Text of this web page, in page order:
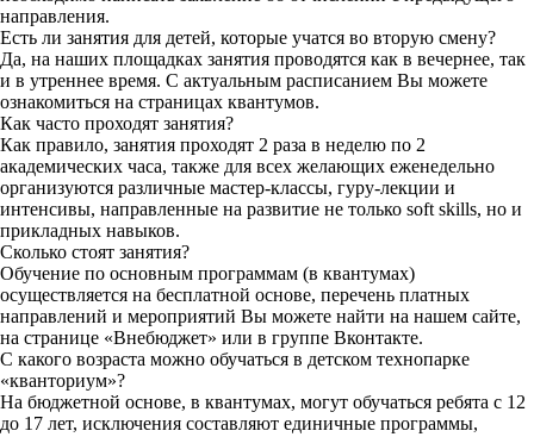
направления.
Есть ли занятия для детей, которые учатся во вторую смену?
Да, на наших площадках занятия проводятся как в вечернее, так
и в утреннее время. С актуальным расписанием Вы можете
ознакомиться на страницах квантумов.
Как часто проходят занятия?
Как правило, занятия проходят 2 раза в неделю по 2
академических часа, также для всех желающих еженедельно
организуются различные мастер-классы, гуру-лекции и
интенсивы, направленные на развитие не только soft skills, но и
прикладных навыков.
Сколько стоят занятия?
Обучение по основным программам (в квантумах)
осуществляется на бесплатной основе, перечень платных
направлений и мероприятий Вы можете найти на нашем сайте,
на странице «Внебюджет» или в группе Вконтакте.
С какого возраста можно обучаться в детском технопарке
«кванториум»?
На бюджетной основе, в квантумах, могут обучаться ребята с 12
до 17 лет, исключения составляют единичные программы,